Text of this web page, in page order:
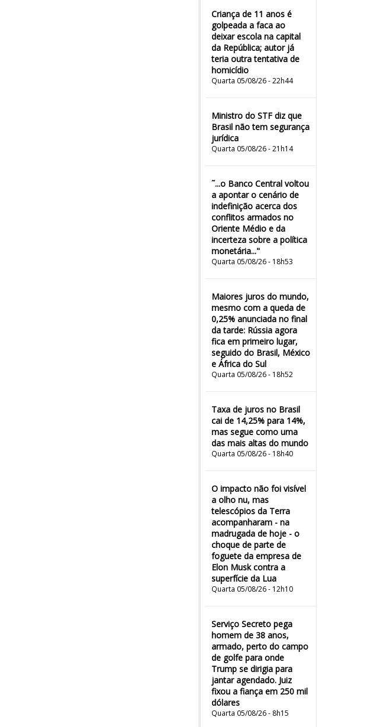
Criança de 11 anos é
golpeada a faca ao
deixar escola na capital
da República; autor já
teria outra tentativa de
homicídio
Quarta 05/08/26 - 22h44
Ministro do STF diz que
Brasil não tem segurança
jurídica
Quarta 05/08/26 - 21h14
˜...o Banco Central voltou
a apontar o cenário de
indefinição acerca dos
conflitos armados no
Oriente Médio e da
incerteza sobre a política
monetária..."
Quarta 05/08/26 - 18h53
Maiores juros do mundo,
mesmo com a queda de
0,25% anunciada no final
da tarde: Rússia agora
fica em primeiro lugar,
seguido do Brasil, México
e África do Sul
Quarta 05/08/26 - 18h52
Taxa de juros no Brasil
cai de 14,25% para 14%,
mas segue como uma
das mais altas do mundo
Quarta 05/08/26 - 18h40
O impacto não foi visível
a olho nu, mas
telescópios da Terra
acompanharam - na
madrugada de hoje - o
choque de parte de
foguete da empresa de
Elon Musk contra a
superfície da Lua
Quarta 05/08/26 - 12h10
Serviço Secreto pega
homem de 38 anos,
armado, perto do campo
de golfe para onde
Trump se dirigia para
jantar agendado. Juiz
fixou a fiança em 250 mil
dólares
Quarta 05/08/26 - 8h15